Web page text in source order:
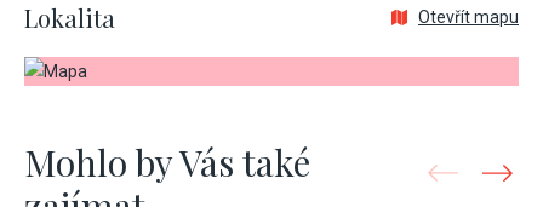
Lokalita Otevřít mapu
Mohlo by Vás také